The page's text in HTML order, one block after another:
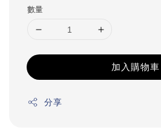
數量
加入購物車
分享